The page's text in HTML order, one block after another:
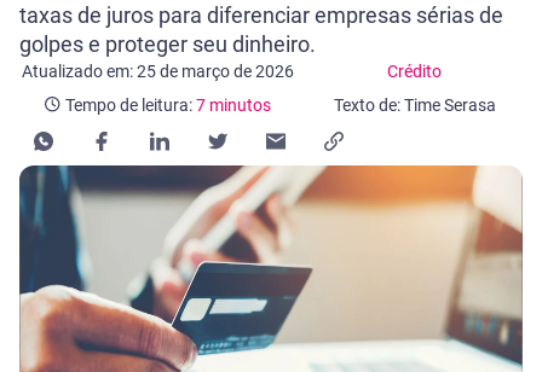
taxas de juros para diferenciar empresas sérias de
golpes e proteger seu dinheiro.
Atualizado em: 25 de março de 2026 Crédito
Categoria Crédito
Tempo de leitura:7 minutos
Tempo de leitura: 7 minutos
Texto de: Time Serasa